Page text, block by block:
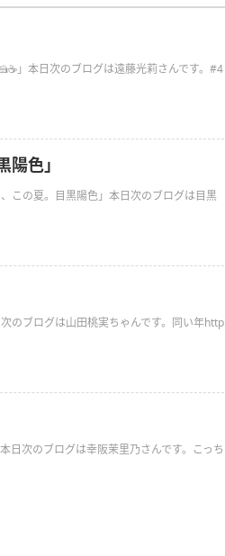
」本日次のブログは遠藤光莉さんです。#4
色」
この夏。目黒陽色」本日次のブログは目黒
のブログは山田桃実ちゃんです。同い年http
日次のブログは幸阪茉里乃さんです。こっち